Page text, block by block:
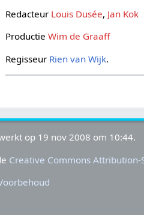
Redacteur Louis Dusée, Jan Kok
ProductieWim de Graaff
Regisseur Rien van Wijk.
op 19 nov 2008 om 10:44.
Creative Commons Attribution-